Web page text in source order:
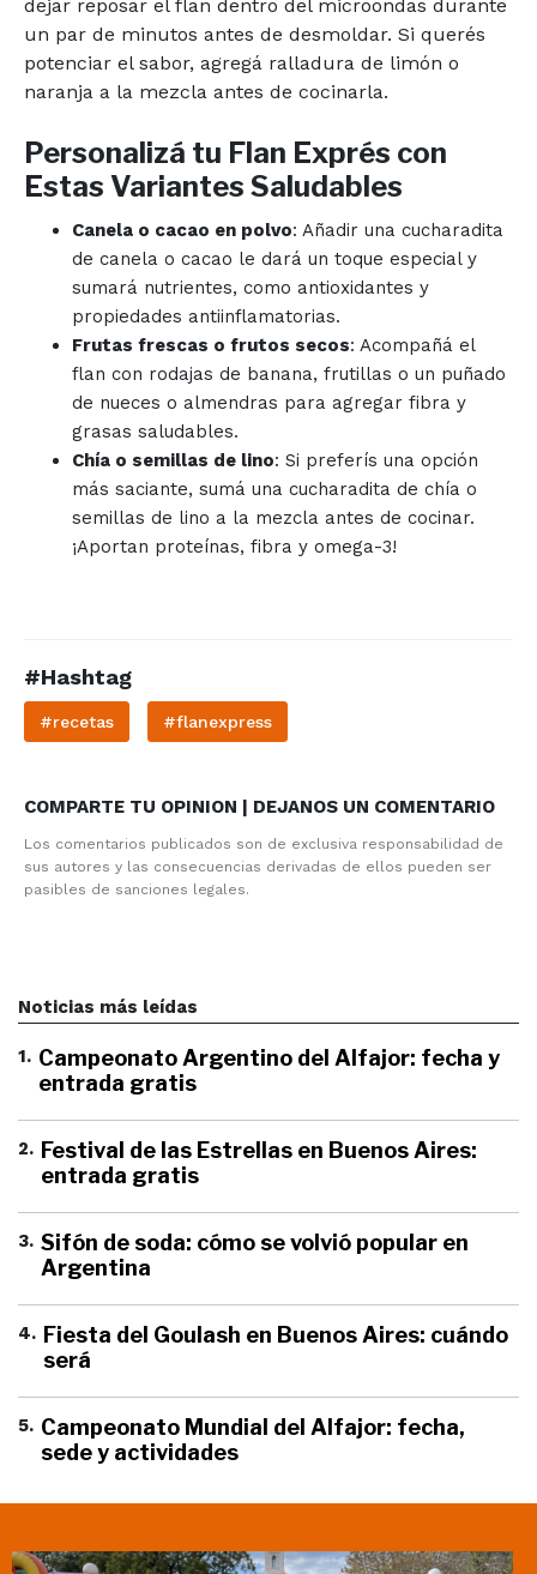
dejar reposar el flan dentro del microondas durante
un par de minutos antes de desmoldar. Si querés
potenciar el sabor, agregá ralladura de limón o
naranja a la mezcla antes de cocinarla.
Personalizá tu Flan Exprés con
Estas Variantes Saludables
Canela o cacao en polvo: Añadir una cucharadita
de canela o cacao le dará un toque especial y
sumará nutrientes, como antioxidantes y
propiedades antiinflamatorias.
Frutas frescas o frutos secos: Acompañá el
flan con rodajas de banana, frutillas o un puñado
de nueces o almendras para agregar fibra y
grasas saludables.
Chía o semillas de lino: Si preferís una opción
más saciante, sumá una cucharadita de chía o
semillas de lino a la mezcla antes de cocinar.
¡Aportan proteínas, fibra y omega-3!
#Hashtag
#recetas #flanexpress
COMPARTE TU OPINION | DEJANOS UN COMENTARIO
Los comentarios publicados son de exclusiva responsabilidad de
sus autores y las consecuencias derivadas de ellos pueden ser
pasibles de sanciones legales.
Noticias más leídas
1. Campeonato Argentino del Alfajor: fecha y
entrada gratis
2. Festival de las Estrellas en Buenos Aires:
entrada gratis
3. Sifón de soda: cómo se volvió popular en
Argentina
4. Fiesta del Goulash en Buenos Aires: cuándo
será
5. Campeonato Mundial del Alfajor: fecha,
sede y actividades